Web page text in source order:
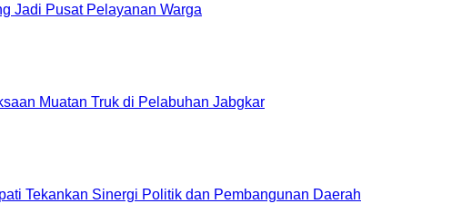
Jadi Pusat Pelayanan Warga
Muatan Truk di Pelabuhan Jabgkar
Tekankan Sinergi Politik dan Pembangunan Daerah